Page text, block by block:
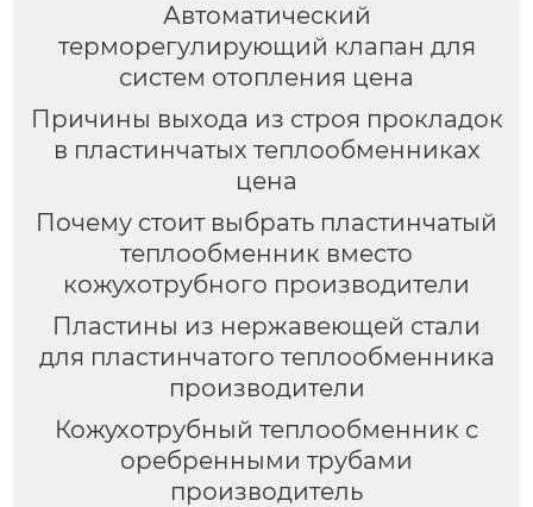
Автоматический
терморегулирующий клапан для
систем отопления цена
Причины выхода из строя прокладок
в пластинчатых теплообменниках
цена
Почему стоит выбрать пластинчатый
теплообменник вместо
кожухотрубного производители
Пластины из нержавеющей стали
для пластинчатого теплообменника
производители
Кожухотрубный теплообменник с
оребренными трубами
производитель